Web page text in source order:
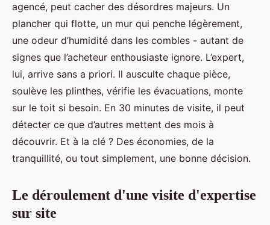
agencé, peut cacher des désordres majeurs. Un
plancher qui flotte, un mur qui penche légèrement,
une odeur d’humidité dans les combles - autant de
signes que l’acheteur enthousiaste ignore. L’expert,
lui, arrive sans a priori. Il ausculte chaque pièce,
soulève les plinthes, vérifie les évacuations, monte
sur le toit si besoin. En 30 minutes de visite, il peut
détecter ce que d’autres mettent des mois à
découvrir. Et à la clé ? Des économies, de la
tranquillité, ou tout simplement, une bonne décision.
Le déroulement d'une visite d'expertise
sur site